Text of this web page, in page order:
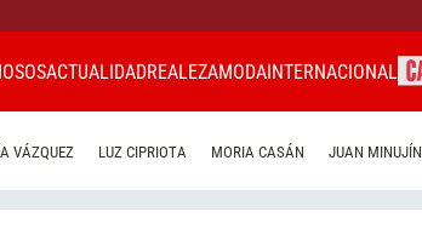
ACTUALIDADREALEZAMODAINTERNACIONAL
VÁZQUEZ LUZ CIPRIOTA MORIA CASÁN JUAN MINUJÍN